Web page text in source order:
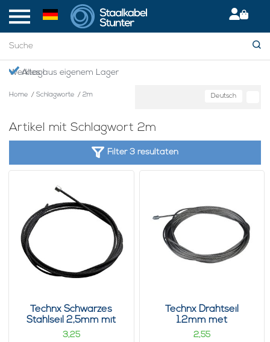
Werktag!
Alles aus eigenem Lager
Home / Schlagworte / 2m Deutsch
Artikel mit Schlagwort 2m
Filter 3 resultaten
Technx Schwarzes
Stahlseil 2,5mm mit
Endstopp
3,25
Technx Drahtseil
1.2mm met
Stopphülsen 2m
2,55